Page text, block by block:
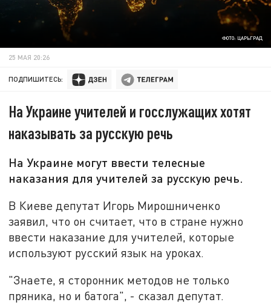
ФОТО: ЦАРЬГРАД
25 МАЯ 20:26
ПОДПИШИТЕСЬ:
На Украине учителей и госслужащих хотят
наказывать за русскую речь
На Украине могут ввести телесные
наказания для учителей за русскую речь.
В Киеве депутат Игорь Мирошниченко
заявил, что он считает, что в стране нужно
ввести наказание для учителей, которые
используют русский язык на уроках.
"Знаете, я сторонник методов не только
пряника, но и батога", - сказал депутат.